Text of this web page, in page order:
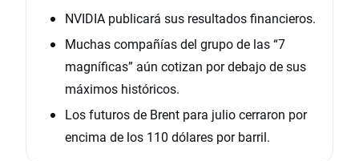
NVIDIA publicará sus resultados financieros.
Muchas compañías del grupo de las “7
magníficas” aún cotizan por debajo de sus
máximos históricos.
Los futuros de Brent para julio cerraron por
encima de los 110 dólares por barril.